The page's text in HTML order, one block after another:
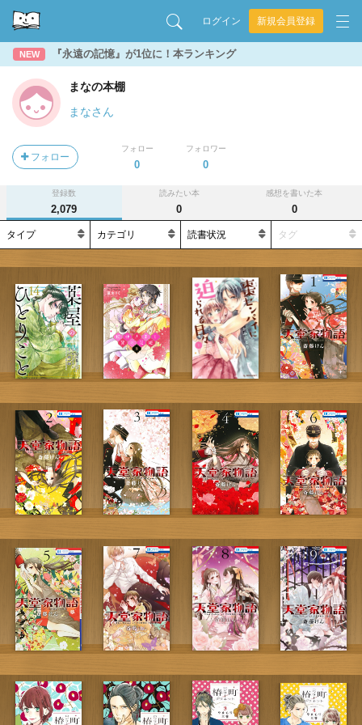
ログイン 新規会員登録
NEW 『永遠の記憶』が1位に！本ランキング
まなの本棚
まなさん
フォロー
フォロー
0
フォロワー
0
登録数
2,079
読みたい本
0
感想を書いた本
0